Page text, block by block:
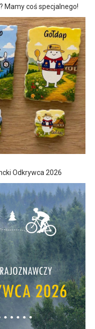
Mamy coś specjalnego!
Odkrywca 2026